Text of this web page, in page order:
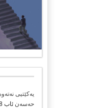
یەکێتیی
حەسەن ئاب 8, 2026